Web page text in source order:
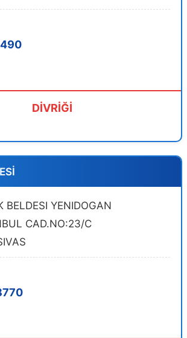
DİVRİĞİ
BELDESI YENIDOGAN
CAD.NO:23/C